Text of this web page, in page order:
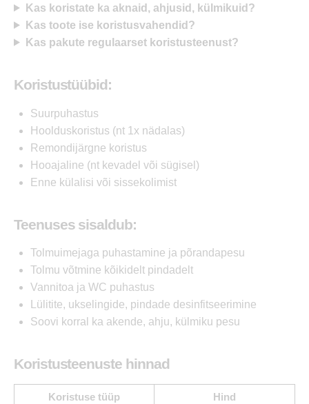
Kas koristate ka aknaid, ahjusid, külmikuid?
Kas toote ise koristusvahendid?
Kas pakute regulaarset koristusteenust?
Koristustüübid:
Suurpuhastus
Hoolduskoristus (nt 1x nädalas)
Remondijärgne koristus
Hooajaline (nt kevadel või sügisel)
Enne külalisi või sissekolimist
Teenuses sisaldub:
Tolmuimejaga puhastamine ja põrandapesu
Tolmu võtmine kõikidelt pindadelt
Vannitoa ja WC puhastus
Lülitite, ukselingide, pindade desinfitseerimine
Soovi korral ka akende, ahju, külmiku pesu
Koristusteenuste hinnad
Koristuse tüüp Hind